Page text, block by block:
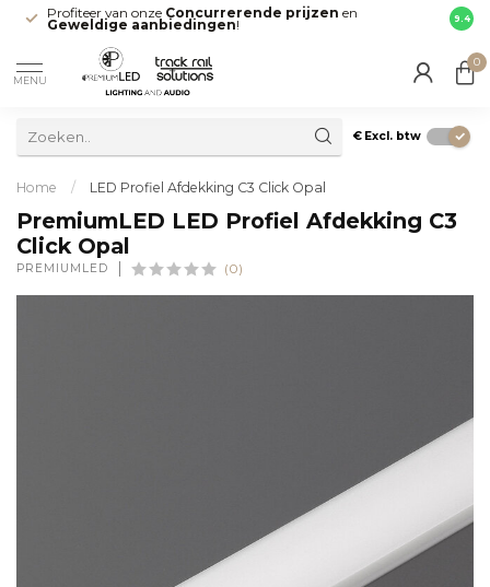
Profiteer van onze Concurrerende prijzen en
Geweldige aanbiedingen! direct
9.4
MENU
0
€ Excl. btw
Home / LED Profiel Afdekking C3 Click Opal
PremiumLED LED Profiel Afdekking C3
Click Opal
PREMIUMLED (0)